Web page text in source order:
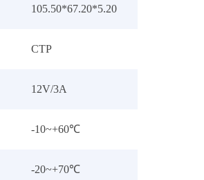
105.50*67.20*5.20
CTP
12V/3A
-10~+60℃
-20~+70℃